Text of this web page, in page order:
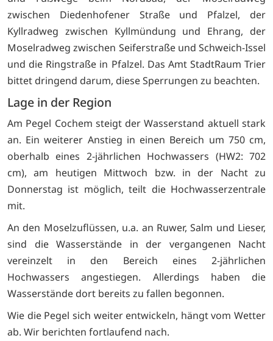
zwischen Diedenhofener Straße und Pfalzel, der
Kyllradweg zwischen Kyllmündung und Ehrang, der
Moselradweg zwischen Seiferstraße und Schweich-Issel
und die Ringstraße in Pfalzel. Das Amt StadtRaum Trier
bittet dringend darum, diese Sperrungen zu beachten.
Lage in der Region
Am Pegel Cochem steigt der Wasserstand aktuell stark
an. Ein weiterer Anstieg in einen Bereich um 750 cm,
oberhalb eines 2-jährlichen Hochwassers (HW2: 702
cm), am heutigen Mittwoch bzw. in der Nacht zu
Donnerstag ist möglich, teilt die Hochwasserzentrale
mit.
An den Moselzuflüssen, u.a. an Ruwer, Salm und Lieser,
sind die Wasserstände in der vergangenen Nacht
vereinzelt in den Bereich eines 2-jährlichen
Hochwassers angestiegen. Allerdings haben die
Wasserstände dort bereits zu fallen begonnen.
Wie die Pegel sich weiter entwickeln, hängt vom Wetter
ab. Wir berichten fortlaufend nach.